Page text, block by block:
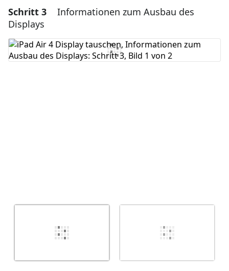
Einen Kommentar hinzufügen
Kommentar hinzufügen
Schritt 3
Informationen zum Ausbau des
Displays